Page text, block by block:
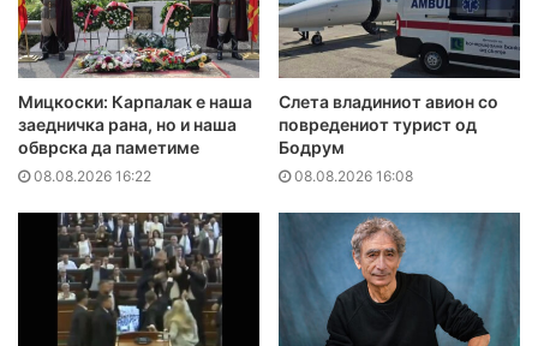
Мицкоски: Карпалак е наша
заедничка рана, но и наша
обврска да паметиме
08.08.2026 16:22
Слета владиниот авион со
повредениот турист од
Бодрум
08.08.2026 16:08